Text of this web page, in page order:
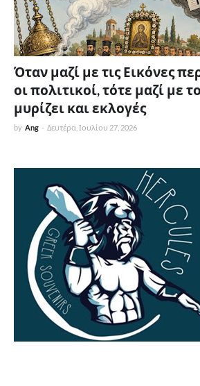
Όταν μαζί με τις Εικόνες
οι πολιτικοί, τότε μαζί με
μυρίζει και εκλογές
by Ang - Δευτέρα, Ιουλίου 27, 2026